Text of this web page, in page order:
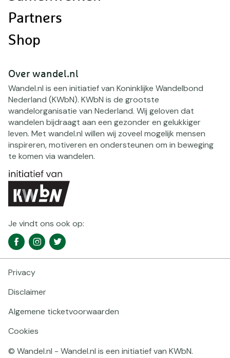
Partners
Shop
Over wandel.nl
Wandel.nl is een initiatief van Koninklijke Wandelbond
Nederland (KWbN). KWbN is de grootste
wandelorganisatie van Nederland. Wij geloven dat
wandelen bijdraagt aan een gezonder en gelukkiger
leven. Met wandel.nl willen wij zoveel mogelijk mensen
inspireren, motiveren en ondersteunen om in beweging
te komen via wandelen.
Je vindt ons ook op:
Social
media
FacebookInstagramTwitter
© Wandel.nl - Wandel.nl is een initiatief van KWbN.
Footer
navigatie
Privacy
Disclaimer
Algemene ticketvoorwaarden
Cookies